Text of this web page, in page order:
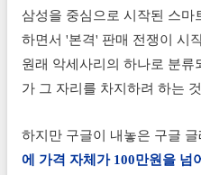
삼성을 중심으로 시작된 스마
하면서 '본격' 판매 전쟁이 시
원래 악세사리의 하나로 분류
가 그 자리를 차지하려 하는
하지만 구글이 내놓은 구글
에 가격 자체가 100만원을 넘